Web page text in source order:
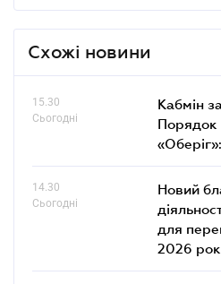
Схожі новини
15.30
Сьогодні
Кабмін
Порядок
14.30
Сьогодні
Новий
для
2026